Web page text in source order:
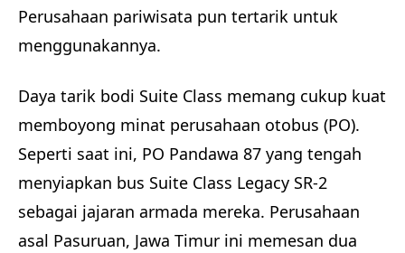
Perusahaan pariwisata pun tertarik untuk
menggunakannya.
Daya tarik bodi Suite Class memang cukup kuat
memboyong minat perusahaan otobus (PO).
Seperti saat ini, PO Pandawa 87 yang tengah
menyiapkan bus Suite Class Legacy SR-2
sebagai jajaran armada mereka. Perusahaan
asal Pasuruan, Jawa Timur ini memesan dua